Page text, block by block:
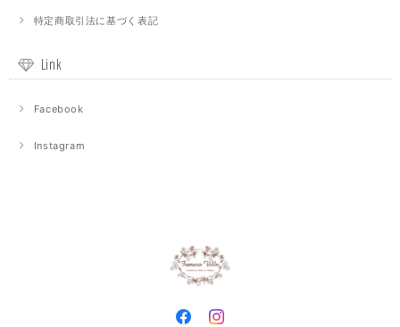
特定商取引法に基づく表記
Link
Facebook
Instagram